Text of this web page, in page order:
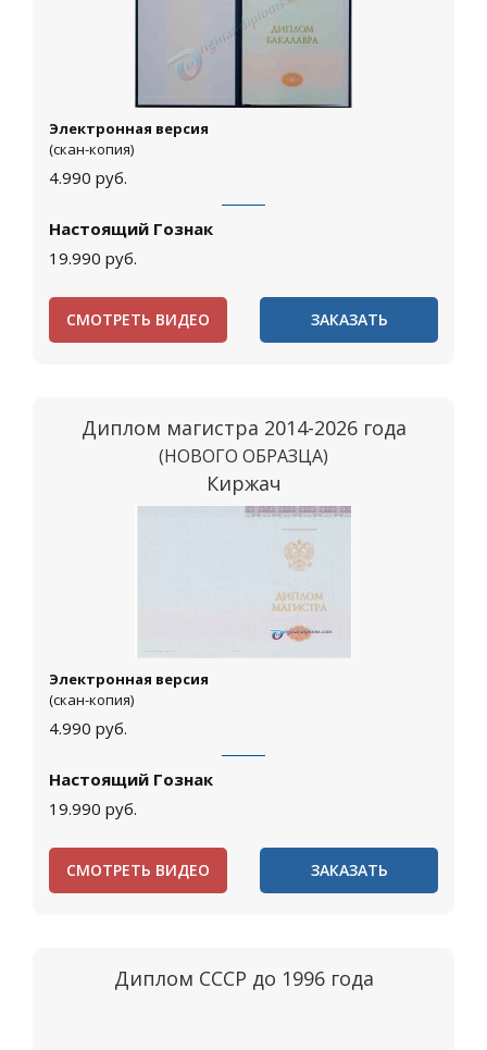
Электронная версия
(скан-копия)
4.990 руб.
Настоящий Гознак
19.990 руб.
СМОТРЕТЬ ВИДЕО ЗАКАЗАТЬ
Диплом магистра 2014-2026 года
(НОВОГО ОБРАЗЦА)
Киржач
Электронная версия
(скан-копия)
4.990 руб.
Настоящий Гознак
19.990 руб.
СМОТРЕТЬ ВИДЕО ЗАКАЗАТЬ
Диплом СССР до 1996 года